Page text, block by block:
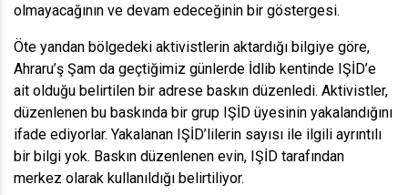
olmayacağının ve devam edeceğinin bir göstergesi.
Öte yandan bölgedeki aktivistlerin aktardığı bilgiye göre,
Ahraru’ş Şam da geçtiğimiz günlerde İdlib kentinde IŞİD’e
ait olduğu belirtilen bir adrese baskın düzenledi. Aktivistler,
düzenlenen bu baskında bir grup IŞİD üyesinin yakalandığını
ifade ediyorlar. Yakalanan IŞİD’lilerin sayısı ile ilgili ayrıntılı
bir bilgi yok. Baskın düzenlenen evin, IŞİD tarafından
merkez olarak kullanıldığı belirtiliyor.